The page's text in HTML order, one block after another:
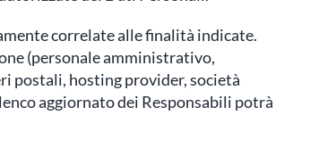
correlate alle finalità indicate.
(personale amministrativo,
postali, hosting provider, società
aggiornato dei Responsabili potrà